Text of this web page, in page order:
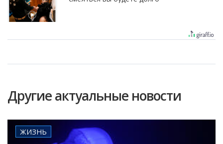
Другие актуальные новости
ЖИЗНЬ